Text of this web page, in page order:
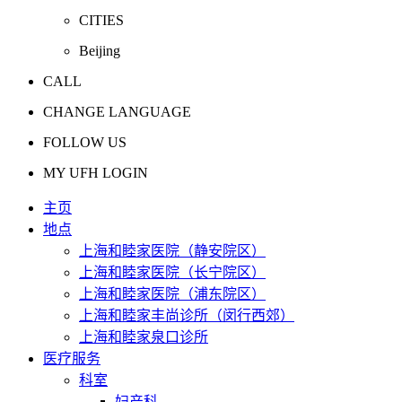
CITIES
Beijing
CALL
CHANGE LANGUAGE
FOLLOW US
MY UFH LOGIN
主页
地点
上海和睦家医院（静安院区）
上海和睦家医院（长宁院区）
上海和睦家医院（浦东院区）
上海和睦家丰尚诊所（闵行西郊）
上海和睦家泉口诊所
医疗服务
科室